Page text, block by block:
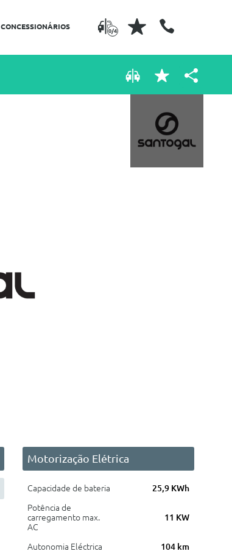
0/4
CONCESSIONÁRIOS
Motorização Elétrica
Capacidade de bateria
25,9 KWh
Potência de
carregamento max.
AC
11 KW
Autonomia Eléctrica 104 km